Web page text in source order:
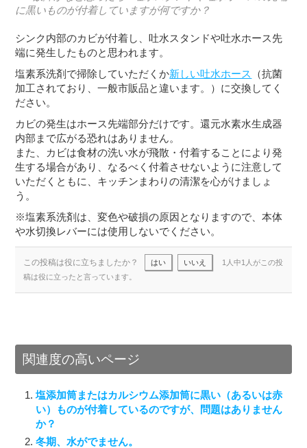
に黒いものが付着していますが何ですか？
シンク内部のカビが付着し、吐水スタンドや吐水ホース先
端に発生したものと思われます。
塩素系洗剤で掃除していただくか新しい吐水ホース
（抗菌
加工されており、一般市販品と違います。）に交換してく
ださい。
カビの発生はホース先端部分だけです。還元水素水生成器
内部まで広がる恐れはありません。
また、カビは食材の洗い水が飛散・付着することにより発
生する場合があり、なるべく付着させないように注意して
いただくともに、キッチンまわりの清潔を心がけましょ
う。
※塩素系洗剤は、変色や破損の原因となりますので、本体
や水切換レバーには使用しないでください。
この投稿は役に立ちましたか？ はい いいえ
1人中1人がこの投
稿は役に立ったと言っています。
関連度の高いページ
塩添加筒またはカルシウム添加筒に黒い（あるいは赤
い）ものが付着しているのですが、問題はありません
か？
冬期、水がでません。